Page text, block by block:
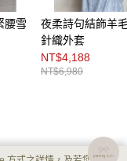
腰雪
夜柔詩句結飾羊
針織外套
NT$4,188
NT$6,980